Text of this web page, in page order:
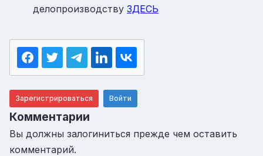
делопроизводству ЗДЕСЬ
Зарегистрироваться Войти
Комментарии
Вы должны залогиниться прежде чем оставить
комментарий.